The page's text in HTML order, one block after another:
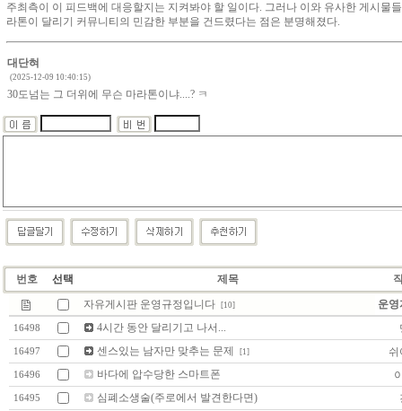
주최측이 이 피드백에 대응할지는 지켜봐야 할 일이다. 그러나 이와 유사한 게시물
라톤이 달리기 커뮤니티의 민감한 부분을 건드렸다는 점은 분명해졌다.
대단혀
(2025-12-09 10:40:15)
30도넘는 그 더위에 무슨 마라톤이냐....? ㅋ
번호 선택 제목
자유게시판 운영규정입니다
[10] 운
16498 4시간 동안 달리기고 나서...
16497 센스있는 남자만 맞추는 문제 [1] 쉬
16496 바다에 압수당한 스마트폰
16495 심폐소생술(주로에서 발견한다면)